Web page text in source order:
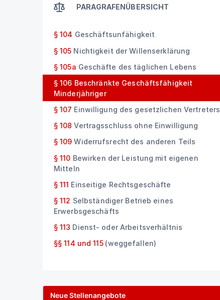
PARAGRAFENÜBERSICHT
§ 104 Geschäftsunfähigkeit
§ 105 Nichtigkeit der Willenserklärung
§ 105a Geschäfte des täglichen Lebens
§ 106 Beschränkte Geschäftsfähigkeit
Minderjähriger
§ 107 Einwilligung des gesetzlichen Vertreters
§ 108 Vertragsschluss ohne Einwilligung
§ 109 Widerrufsrecht des anderen Teils
§ 110 Bewirken der Leistung mit eigenen
Mitteln
§ 111 Einseitige Rechtsgeschäfte
§ 112 Selbständiger Betrieb eines
Erwerbsgeschäfts
§ 113 Dienst- oder Arbeitsverhältnis
§§ 114 und 115 (weggefallen)